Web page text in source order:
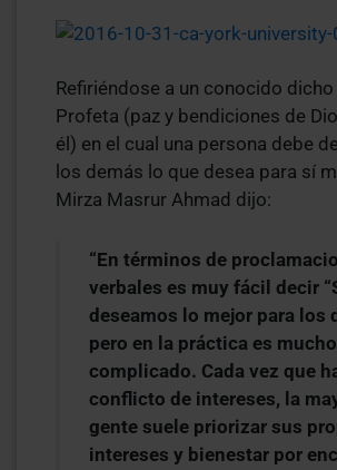
Refiriéndose a un conocido dicho
Profeta (paz y bendiciones de
él) en el cual una persona debe
los demás lo que desea para sí
Mirza Masrur Ahmad dijo:
“En términos de
verbales es muy fácil decir
deseamos lo mejor para los
pero en la práctica es
complicado. Cada vez que
conflicto de intereses, la
gente suele priorizar sus
intereses y bienestar por